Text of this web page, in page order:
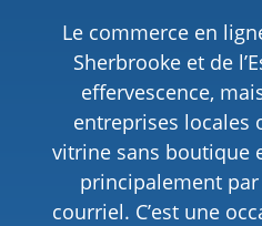
Le commerce en
Sherbrooke et de
effervescence,
entreprises locales
vitrine sans boutique
principalement
courriel. C’est une